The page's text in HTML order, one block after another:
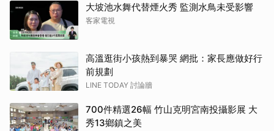
大坡池水舞代替煙火秀 監測水鳥未受影響
客家電視
高溫逛街小孩熱到暴哭 網批：家長應做好行
前規劃
LINE TODAY 討論牆
700件精選26幅 竹山克明宮南投攝影展 大
秀13鄉鎮之美